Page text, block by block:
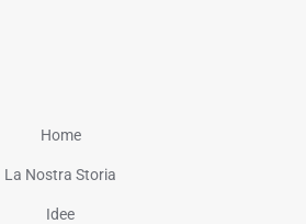
Home
La Nostra Storia
Idee